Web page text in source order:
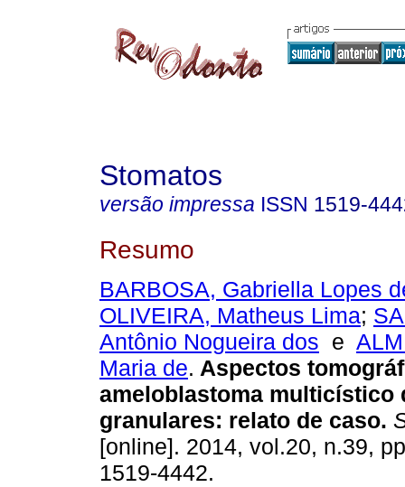
Stomatos
versão impressa ISSN 1519-
Resumo
BARBOSA, Gabriella Lopes
OLIVEIRA, Matheus Lima;
Antônio Nogueira dos e
Maria de. Aspectos
ameloblastoma multicístico
granulares: relato de caso.
[online]. 2014, vol.20, n.39,
1519-4442.